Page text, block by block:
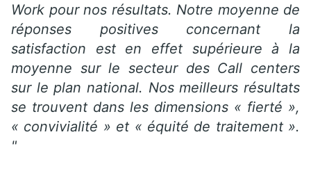
Work pour nos résultats. Notre moyenne de
réponses positives concernant la
satisfaction est en effet supérieure à la
moyenne sur le secteur des Call centers
sur le plan national. Nos meilleurs résultats
se trouvent dans les dimensions « fierté »,
« convivialité » et « équité de traitement ».
"